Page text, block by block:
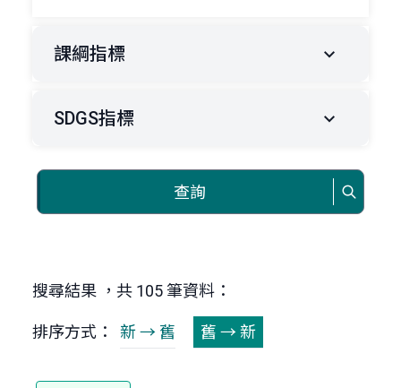
課綱指標
SDGS指標
查詢
搜尋結果 ，共 105 筆資料：
排序方式： 新 → 舊 舊 → 新